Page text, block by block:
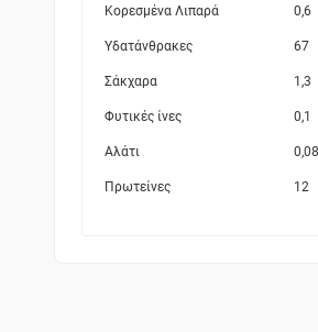
Κορεσμένα Λιπαρά 0,6
Υδατάνθρακες 67
Σάκχαρα 1,3
Φυτικές ίνες 0,1
Αλάτι 0,08
Πρωτείνες 12